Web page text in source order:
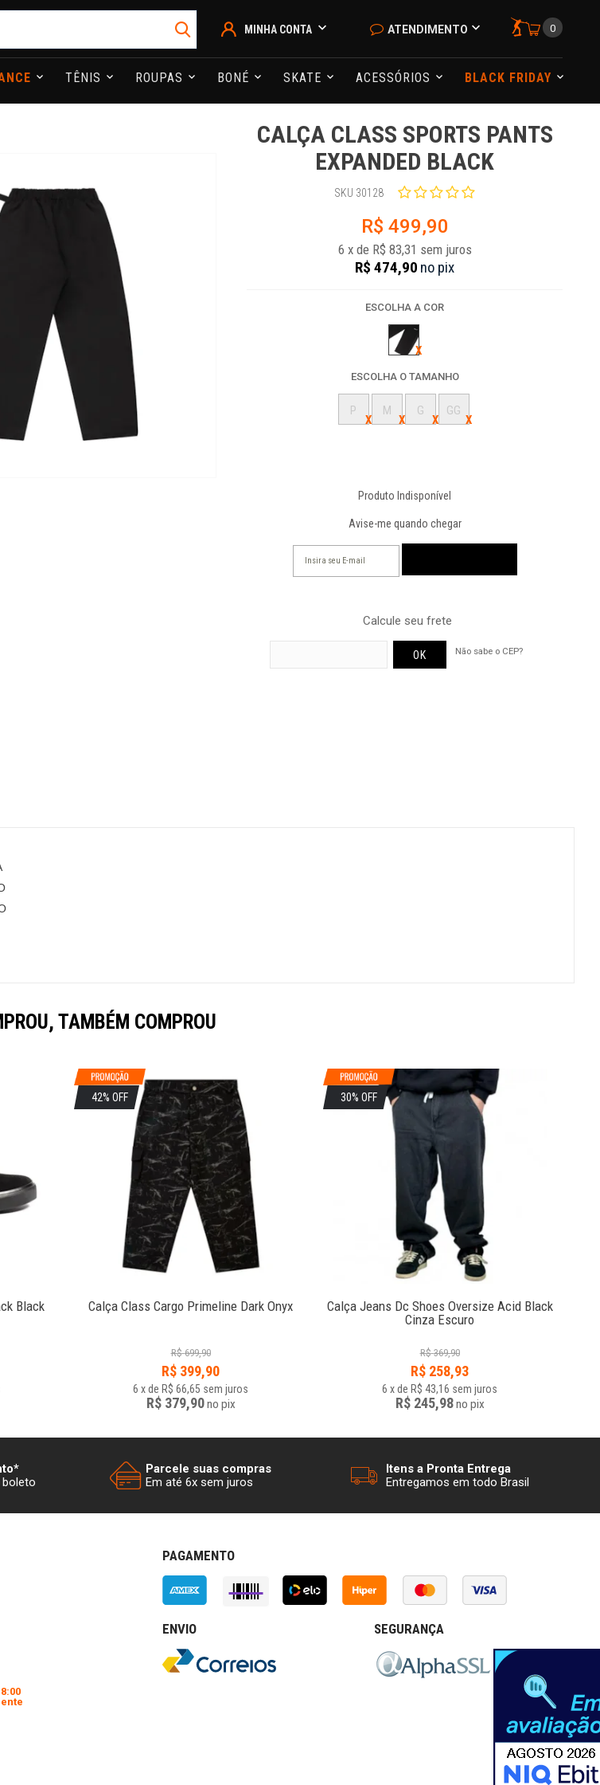
MINHA CONTA ATENDIMENTO 0
TÊNIS ROUPAS BONÉ SKATE ACESSÓRIOS BLACK FRIDAY
CALÇA CLASS SPORTS PANTS
EXPANDED BLACK
SKU 30128
R$ 499,90
6 x de R$ 83,31 sem juros
R$ 474,90 no pix
ESCOLHA A COR
ESCOLHA O TAMANHO
P M G GG
Produto Indisponível
Avise-me quando chegar
Calcule seu frete
Não sabe o CEP?
TAMBÉM COMPROU
Black
42% OFF
Calça Class Cargo Primeline Dark Onyx
R$ 699,90
R$ 399,90
6 xde R$ 66,65 sem juros
R$ 379,90no pix
30% OFF
Calça Jeans Dc Shoes Oversize Acid Black
Cinza Escuro
R$ 369,90
R$ 258,93
6 xde R$ 43,16 sem juros
R$ 245,98no pix
Parcele suas compras
Em até 6x sem juros
Itens a Pronta Entrega
Entregamos em todo Brasil
PAGAMENTO
ENVIO SEGURANÇA